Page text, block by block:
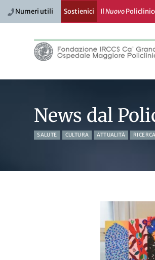
Numeri utili Sostienici IlNuovo
News dal
SALUTE CULTURA ATTUALITÀ RICERCA